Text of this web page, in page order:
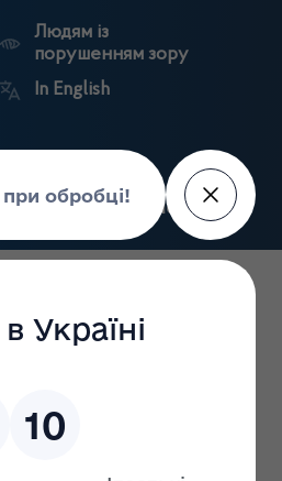
Людям із
порушенням зору
In English
Пошук
портал
Держлікслужби